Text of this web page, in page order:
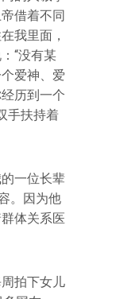
借着不同
我里面，
“没有某
爱神、爱
历到一个
手扶持着
一位长辈
。因为他
体关系医
拍下女儿